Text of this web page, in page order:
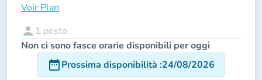
Voir Plan
person 1 posto
Non ci sono fasce orarie disponibili per oggi
date_rangeProssima disponibilità :24/08/2026